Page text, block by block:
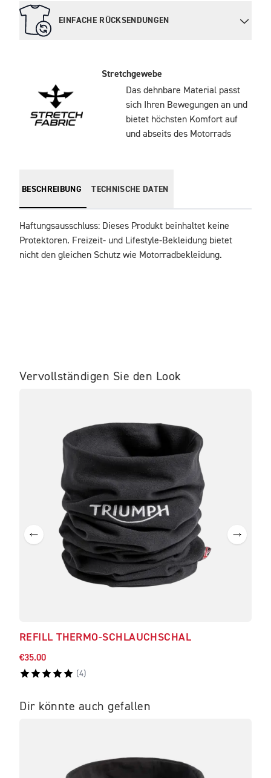
EINFACHE RÜCKSENDUNGEN
Stretchgewebe
Das dehnbare Material passt
sich Ihren Bewegungen an und
bietet höchsten Komfort auf
und abseits des Motorrads
BESCHREIBUNG TECHNISCHE DATEN
Haftungsausschluss: Dieses Produkt beinhaltet keine
Protektoren. Freizeit- und Lifestyle-Bekleidung bietet
nicht den gleichen Schutz wie Motorradbekleidung.
Vervollständigen Sie den Look
REFILL THERMO-SCHLAUCHSCHAL
€35.00
(4)
Dir könnte auch gefallen